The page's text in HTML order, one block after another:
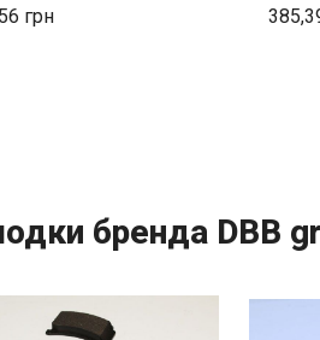
бренда DBB